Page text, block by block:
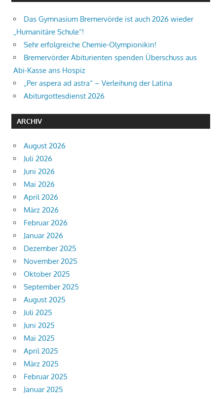
Das Gymnasium Bremervörde ist auch 2026 wieder
„Humanitäre Schule“!
Sehr erfolgreiche Chemie-Olympionikin!
Bremervörder Abiturienten spenden Überschuss aus
Abi-Kasse ans Hospiz
„Per aspera ad astra“ – Verleihung der Latina
Abiturgottesdienst 2026
ARCHIV
August 2026
Juli 2026
Juni 2026
Mai 2026
April 2026
März 2026
Februar 2026
Januar 2026
Dezember 2025
November 2025
Oktober 2025
September 2025
August 2025
Juli 2025
Juni 2025
Mai 2025
April 2025
März 2025
Februar 2025
Januar 2025